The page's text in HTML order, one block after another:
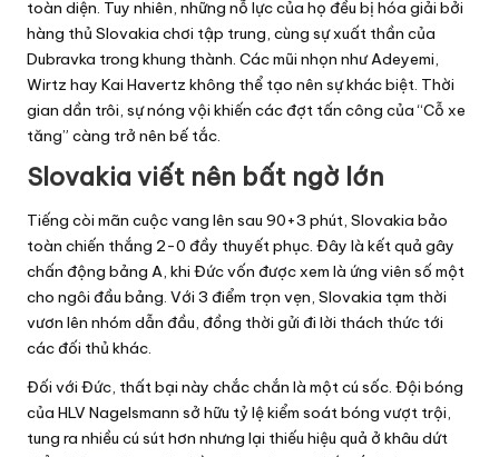
toàn diện. Tuy nhiên, những nỗ lực của họ đều bị hóa giải bởi
hàng thủ Slovakia chơi tập trung, cùng sự xuất thần của
Dubravka trong khung thành. Các mũi nhọn như Adeyemi,
Wirtz hay Kai Havertz không thể tạo nên sự khác biệt. Thời
gian dần trôi, sự nóng vội khiến các đợt tấn công của “Cỗ xe
tăng” càng trở nên bế tắc.
Slovakia viết nên bất ngờ lớn
Tiếng còi mãn cuộc vang lên sau 90+3 phút, Slovakia bảo
toàn chiến thắng 2-0 đầy thuyết phục. Đây là kết quả gây
chấn động bảng A, khi Đức vốn được xem là ứng viên số một
cho ngôi đầu bảng. Với 3 điểm trọn vẹn, Slovakia tạm thời
vươn lên nhóm dẫn đầu, đồng thời gửi đi lời thách thức tới
các đối thủ khác.
Đối với Đức, thất bại này chắc chắn là một cú sốc. Đội bóng
của HLV Nagelsmann sở hữu tỷ lệ kiểm soát bóng vượt trội,
tung ra nhiều cú sút hơn nhưng lại thiếu hiệu quả ở khâu dứt